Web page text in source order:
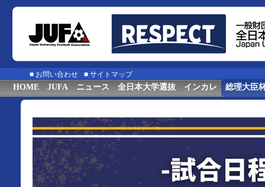
■ お問い合わせ ■ サイトマップ
HOME JUFA ニュース 全日本大学選抜 インカレ 総理大臣